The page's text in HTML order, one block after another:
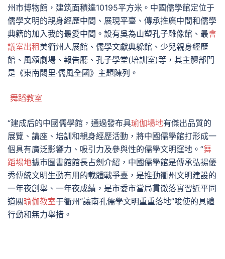
州市博物館，建筑面積達10195平方米。中國儒學館定位于
儒學文明的親身經歷中間、展現平臺、傳承推廣中間和儒學
典籍的加入我的最愛中間。設有吳為山塑孔子雕像館、最會
議室出租美衢州人展館、儒學文獻典躲館、少兒親身經歷
館、風頌劇場、報告廳、孔子學堂(培訓室)等，其主體部門
是《東南闕里·儒風全國》主題陳列。
舞蹈教室
“建成后的中國儒學館，通過發布具瑜伽場地有傑出品質的
展覽、講座、培訓和親身經歷活動，將中國儒學館打形成一
個具有廣泛影響力、吸引力及參與性的儒學文明窪地。”舞
蹈場地據市圖書館館長占劍介紹，中國儒學館是傳承弘揚優
秀傳統文明生動有用的載體戰爭臺，是推動衢州文明建設的
一年夜創舉、一年夜成績，是市委市當局貫徹落實習近平同
道關瑜伽教室于衢州“讓南孔儒學文明重重落地”唆使的具體
行動和無力舉措。